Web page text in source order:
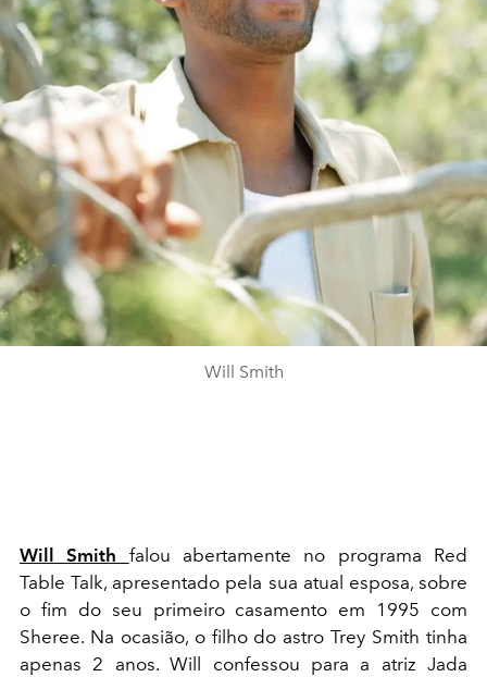
Will Smith
Will Smith falou abertamente no programa Red
Table Talk, apresentado pela sua atual esposa, sobre
o fim do seu primeiro casamento em 1995 com
Sheree. Na ocasião, o filho do astro Trey Smith tinha
apenas 2 anos. Will confessou para a atriz Jada